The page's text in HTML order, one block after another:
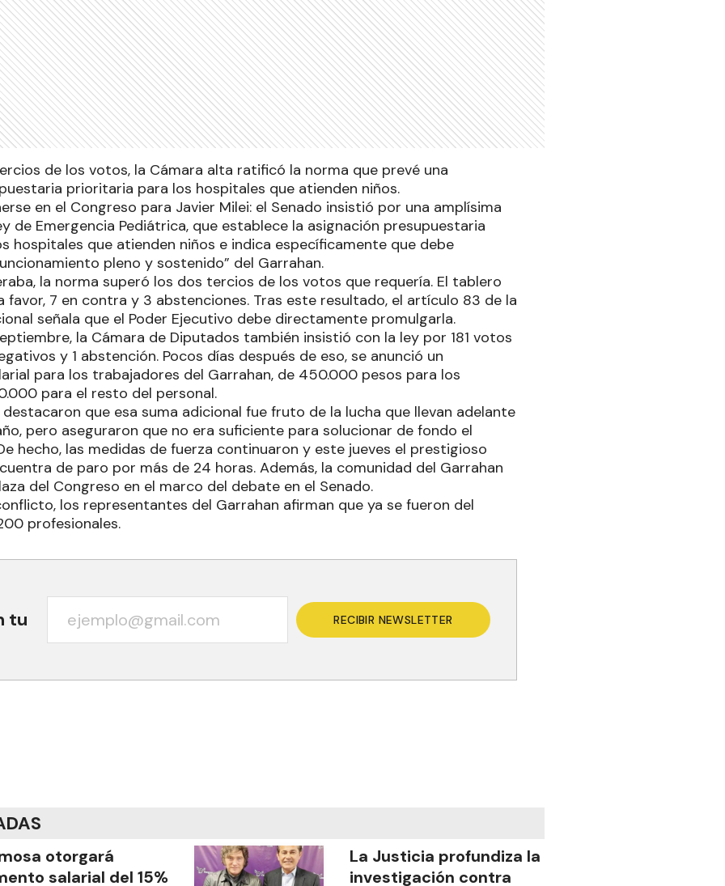
de los votos, la Cámara alta ratificó la norma que prevé una
prioritaria para los hospitales que atienden niños.
en el Congreso para Javier Milei: el Senado insistió por una amplísima
de Emergencia Pediátrica, que establece la asignación presupuestaria
hospitales que atienden niños e indica específicamente que debe
pleno y sostenido” del Garrahan.
la norma superó los dos tercios de los votos que requería. El tablero
7 en contra y 3 abstenciones. Tras este resultado, el artículo 83 de la
señala que el Poder Ejecutivo debe directamente promulgarla.
la Cámara de Diputados también insistió con la ley por 181 votos
y 1 abstención. Pocos días después de eso, se anunció un
para los trabajadores del Garrahan, de 450.000 pesos para los
para el resto del personal.
que esa suma adicional fue fruto de la lucha que llevan adelante
pero aseguraron que no era suficiente para solucionar de fondo el
hecho, las medidas de fuerza continuaron y este jueves el prestigioso
de paro por más de 24 horas. Además, la comunidad del Garrahan
del Congreso en el marco del debate en el Senado.
los representantes del Garrahan afirman que ya se fueron del
profesionales.
tu RECIBIR NEWSLETTER
otorgará
salarial del 15%
La Justicia profundiza la
investigación contra